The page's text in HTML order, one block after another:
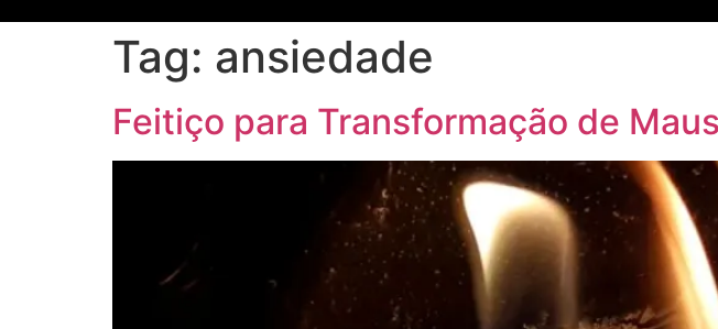
Tag: ansiedade
Feitiço para Transformação de